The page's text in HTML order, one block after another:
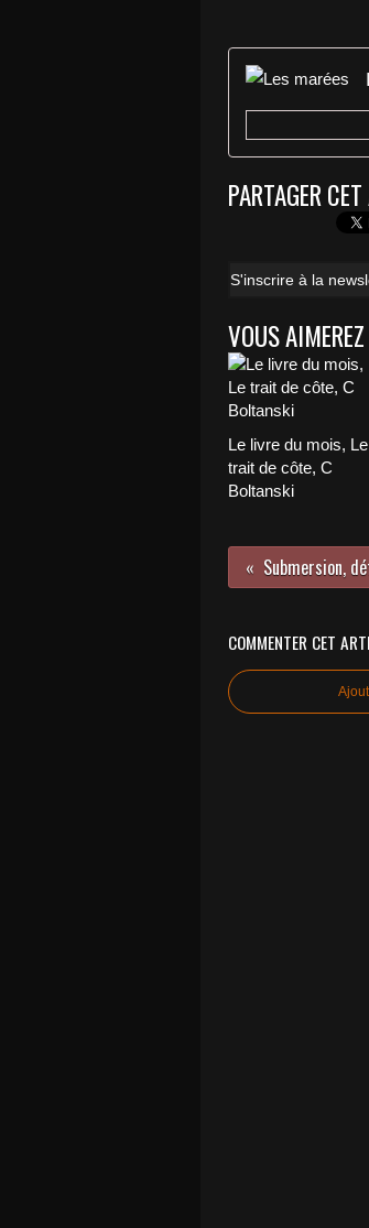
PARTAGER
S'inscrire à la
VOUS
Le livre du mois, Le
trait de côte, C
Boltanski
Submersion,
COMMENTER CET